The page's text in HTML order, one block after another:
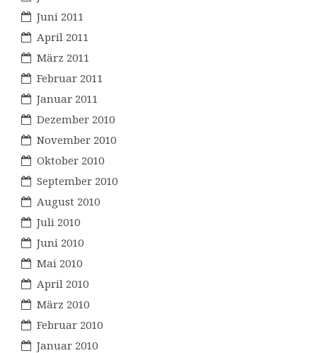
Juni 2011
April 2011
März 2011
Februar 2011
Januar 2011
Dezember 2010
November 2010
Oktober 2010
September 2010
August 2010
Juli 2010
Juni 2010
Mai 2010
April 2010
März 2010
Februar 2010
Januar 2010